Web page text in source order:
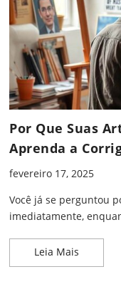
Por Que Suas
Aprenda a
fevereiro 17, 2025
Você já se perguntou
imediatamente,
Leia Mais